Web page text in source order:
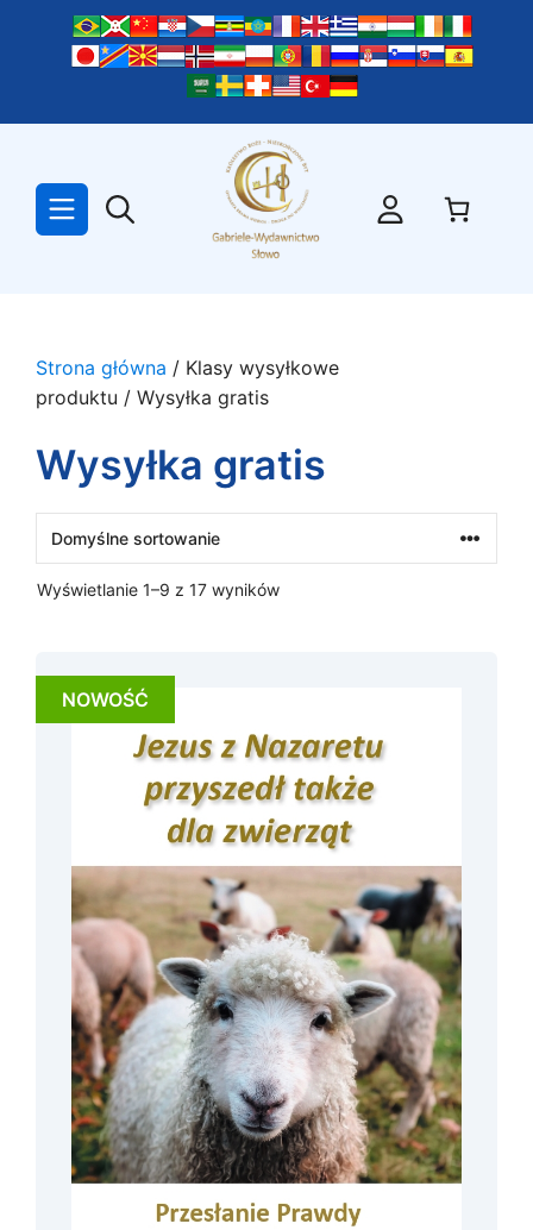
Strona główna / Klasy wysyłkowe
produktu / Wysyłka gratis
Wysyłka gratis
Wyświetlanie 1–9 z 17 wyników
NOWOŚĆ